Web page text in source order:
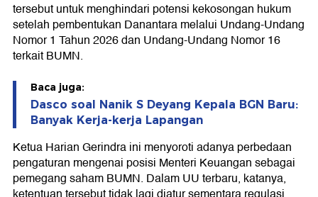
tersebut untuk menghindari potensi kekosongan hukum
setelah pembentukan Danantara melalui Undang-Undang
Nomor 1 Tahun 2026 dan Undang-Undang Nomor 16
terkait BUMN.
Baca juga:
Dasco soal Nanik S Deyang Kepala BGN Baru:
Banyak Kerja-kerja Lapangan
Ketua Harian Gerindra ini menyoroti adanya perbedaan
pengaturan mengenai posisi Menteri Keuangan sebagai
pemegang saham BUMN. Dalam UU terbaru, katanya,